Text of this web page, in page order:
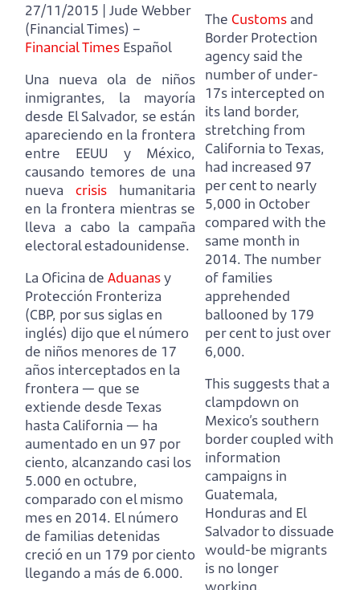
27/11/2015 | Jude Webber
(Financial Times) –
Financial Times Español
Una nueva ola de niños
inmigrantes, la mayoría
desde El Salvador, se están
apareciendo en la frontera
entre EEUU y México,
causando temores de una
nueva crisis humanitaria
en la frontera mientras se
lleva a cabo la campaña
electoral estadounidense.
La Oficina de Aduanasy
Protección Fronteriza
(CBP, por sus siglas en
inglés) dijo que el número
de niños menores de 17
años interceptados en la
frontera — que se
extiende desde Texas
hasta California — ha
aumentado en un 97 por
ciento, alcanzando casi los
5.000 en octubre,
comparado con el mismo
mes en 2014. El número
de familias detenidas
creció en un 179 por ciento
llegando a más de 6.000.
The Customs and
Border Protection
agency said the
number of under-
17s intercepted on
its land border,
stretching from
California to Texas,
had increased 97
per cent to nearly
5,000 in October
compared with the
same month in
2014. The number
of families
apprehended
ballooned by 179
per cent to just over
6,000.
This suggests that a
clampdown on
Mexico’s southern
bordercoupled with
information
campaigns in
Guatemala,
Honduras and El
Salvador to dissuade
would-be migrants
is no longer